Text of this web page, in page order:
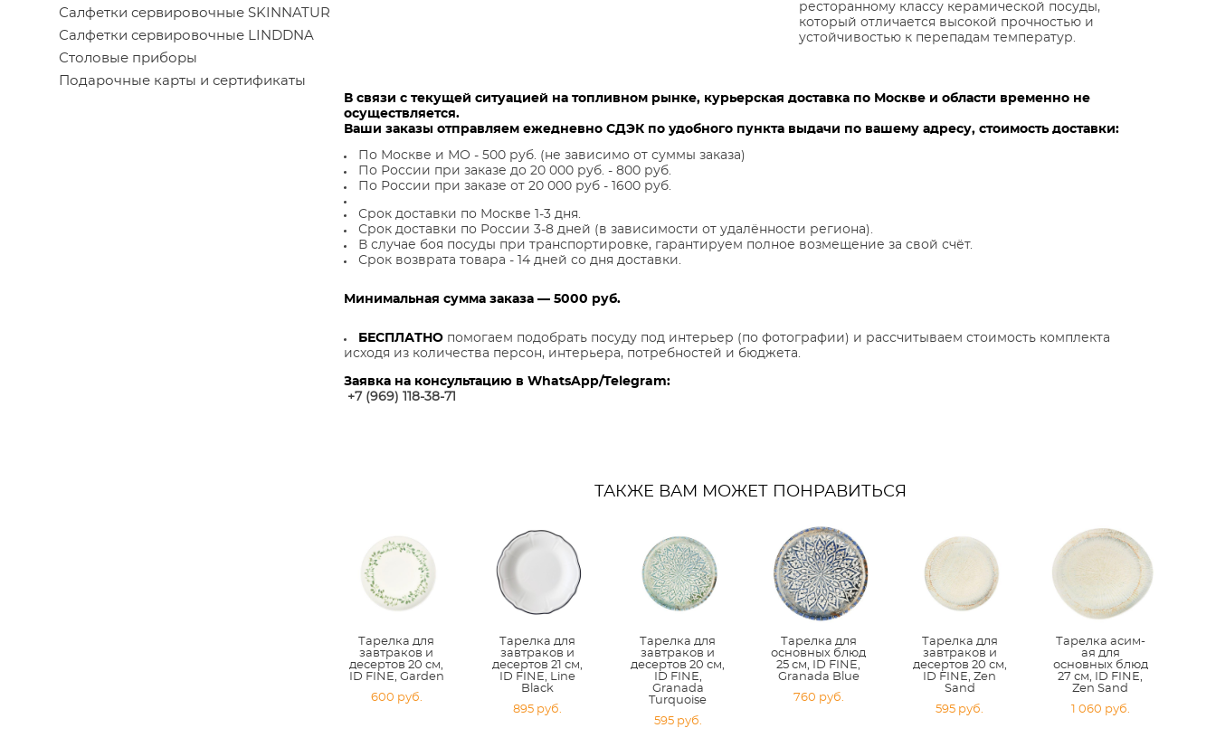
Салфетки сервировочные SKINNATUR
Салфетки сервировочные LINDDNA
Столовые приборы
Подарочные карты и сертификаты
ресторанному классу керамической посуды,
который отличается высокой прочностью и
устойчивостью к перепадам температур.
В связи с текущей ситуацией на топливном рынке, курьерская доставка по Москве и области временно не
осуществляется.
Ваши заказы отправляем ежедневно СДЭК по удобного пункта выдачи по вашему адресу, стоимость доставки:
По Москве и МО - 500 руб. (не зависимо от суммы заказа)
По России при заказе до 20 000 руб. - 800 руб.
По России при заказе от 20 000 руб - 1600 руб.
Срок доставки по Москве 1-3 дня.
Срок доставки по России 3-8 дней (в зависимости от удалённости региона).
В случае боя посуды при транспортировке, гарантируем полное возмещение за свой счёт.
Срок возврата товара - 14 дней со дня доставки.
Минимальная сумма заказа — 5000 руб.
БЕСПЛАТНО помогаем подобрать посуду под интерьер (по фотографии) и рассчитываем стоимость комплекта
исходя из количества персон, интерьера, потребностей и бюджета.
Заявка на консультацию в WhatsApp/Telegram:
+7 (969) 118-38-7
ТАКЖЕ ВАМ МОЖЕТ ПОНРАВИТЬСЯ
Тарелка для
завтраков и
десертов 20 см,
ID FINE, Garden
600 pуб.
Тарелка для
завтраков и
десертов 21 см,
ID FINE, Line
Black
895 pуб.
Тарелка для
завтраков и
десертов 20 см,
ID FINE,
Granada
Turquoise
595 pуб.
Тарелка для
основных блюд
25 см, ID FINE,
Granada Blue
760 pуб.
Тарелка для
завтраков и
десертов 20 см,
ID FINE, Zen
Sand
595 pуб.
Тарелка асим-
ая для
основных блюд
27 см, ID FINE,
Zen Sand
1 060 pуб.